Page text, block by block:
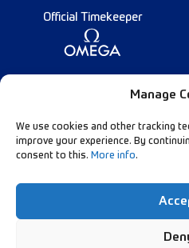
Manage
We use cookies and other tracking
improve your experience. By
consent to this. More info.
Official Timekeeper
Founding
Follow Our
Data